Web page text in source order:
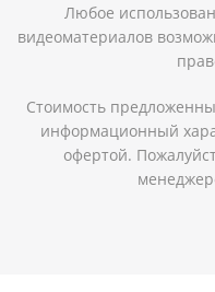
Любое
видеоматериалов
Стоимость
информационный
офертой.